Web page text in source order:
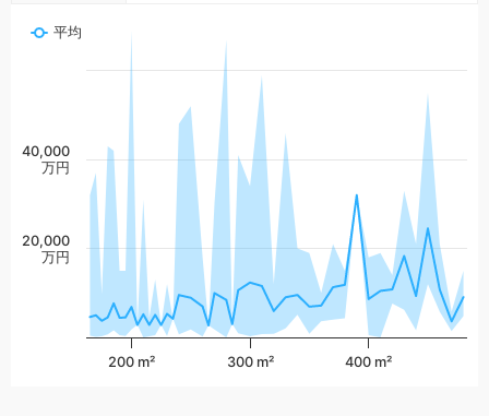
平均
200 m² 300 m² 400 m²
20,000
万円
40,000
万円